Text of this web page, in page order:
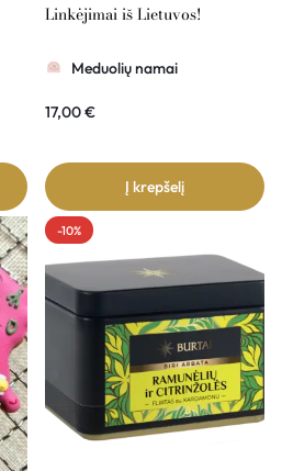
Linkėjimai iš Lietuvos!
Meduolių namai
17,00€
Į krepšelį
-10%